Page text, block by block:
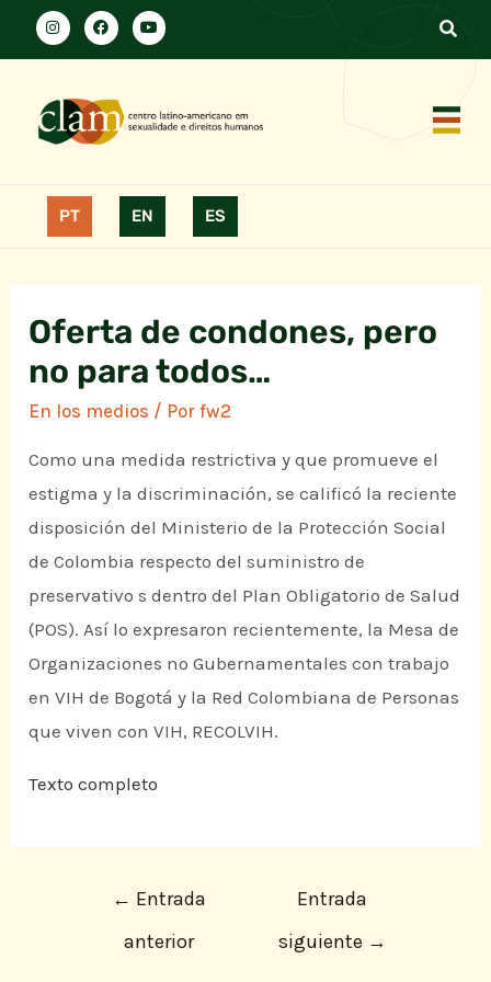
PT EN ES
Oferta de condones, pero
no para todos…
En los medios / Porfw2
Como una medida restrictiva y que promueve el
estigma y la discriminación, se calificó la reciente
disposición del Ministerio de la Protección Social
de Colombia respecto del suministro de
preservativo s dentro del Plan Obligatorio de Salud
(POS). Así lo expresaron recientemente, la Mesa de
Organizaciones no Gubernamentales con trabajo
en VIH de Bogotá y la Red Colombiana de Personas
que viven con VIH, RECOLVIH.
Texto completo
← Entrada
anterior
Entrada
siguiente →